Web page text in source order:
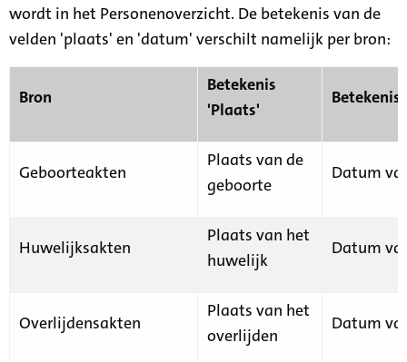
wordt in het Personenoverzicht. De betekenis van de
velden 'plaats' en 'datum' verschilt namelijk per bron:
Bron
Betekenis
'Plaats'
Geboorteakten
Plaats van de
geboorte
Datum
Huwelijksakten
Plaats van het
huwelijk
Datum
Overlijdensakten
Plaats van het
overlijden
Datum